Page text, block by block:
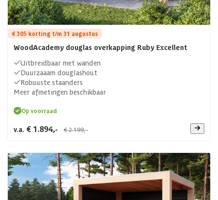
€ 305 korting t/m 31 augustus
WoodAcademy douglas overkapping Ruby Excellent
Uitbreidbaar met wanden
Duurzaaam douglashout
Robuuste staanders
Meer afmetingen beschikbaar
Op voorraad
v.a. € 1.894,- € 2.199,-